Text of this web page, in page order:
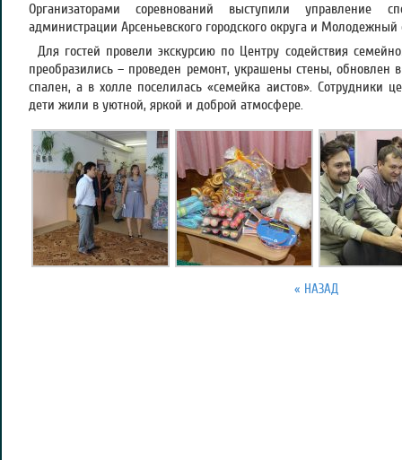
Организаторами соревнований выступили управление
администрации Арсеньевского городского округа и Молодежный
Для гостей провели экскурсию по Центру содействия
преобразились – проведен ремонт, украшены стены,
спален, а в холле поселилась «семейка аистов». Сотрудники
дети жили в уютной, яркой и доброй атмосфере.
« НАЗАД